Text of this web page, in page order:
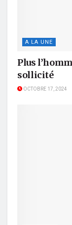
A LA UNE
Plus
sollicité
OCTOBRE 17, 2024